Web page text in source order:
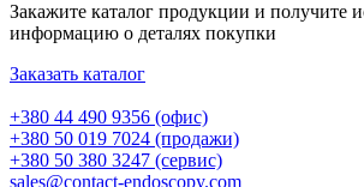
Закажите каталог продукции и
информацию о деталях покупки
Заказать каталог
+380 44 490 9356 (офис)
+380 50 019 7024 (продажи)
+380 50 380 3247 (сервис)
sales@contact-endoscopy.com